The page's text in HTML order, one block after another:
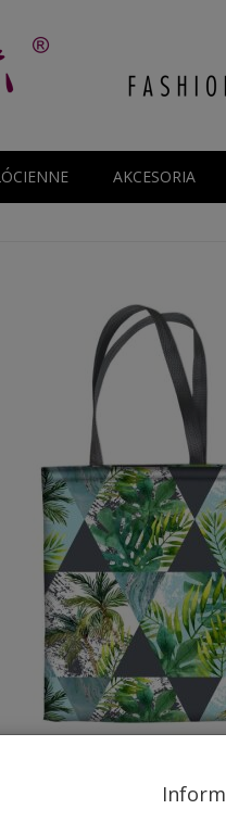
AKCESORIA